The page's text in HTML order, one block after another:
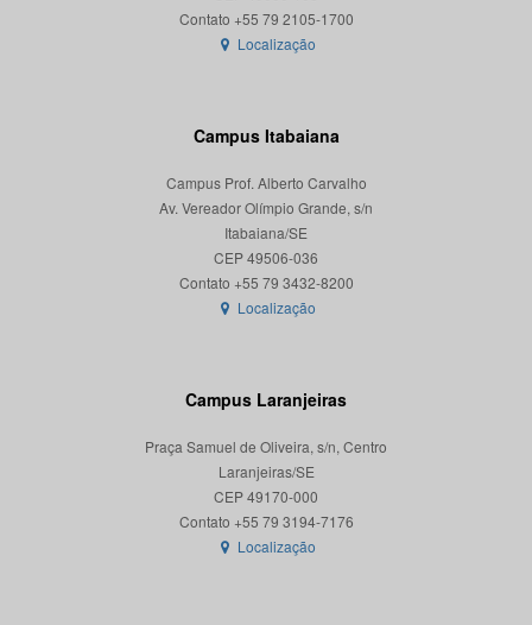
Localização
Campus Itabaiana
Campus Prof. Alberto Carvalho
Av. Vereador Olímpio Grande, s/n
Itabaiana/SE
CEP 49506-036
Localização
Campus Laranjeiras
Praça Samuel de Oliveira, s/n, Centro
Laranjeiras/SE
CEP 49170-000
Localização